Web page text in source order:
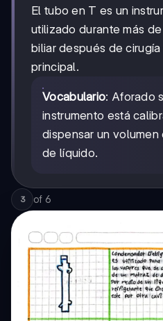
El tubo en T es un
utilizado durante más
biliar después de
principal.
Vocabulario: Aforado
instrumento está
dispensar un
de líquido.
3 of 6